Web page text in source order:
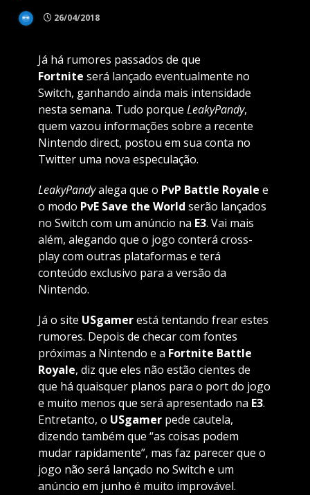
26/04/2018
Já há rumores passados de que
Fortnite será lançado eventualmente no
Switch, ganhando ainda mais intensidade
nesta semana. Tudo porque LeakyPandy,
quem vazou informações sobre a recente
Nintendo direct, postou em sua conta no
Twitter uma nova especulação.
LeakyPandyalega que o PvP Battle Royale e
o modo PvE Save the World serão lançados
no Switch com um anúncio na E3. Vai mais
além, alegando que o jogo conterá cross-
play com outras plataformas e terá
conteúdo exclusivo para a versão da
Nintendo.
Já o site USgamerestá tentando frear estes
rumores. Depois de checar com fontes
próximas a Nintendo e a Fortnite Battle
Royale, diz que eles não estão cientes de
que há quaisquer planos para o port do jogo
e muito menos que será apresentado na E3.
Entretanto, o USgamerpede cautela,
dizendo também que “as coisas podem
mudar rapidamente”, mas faz parecer que o
jogo não será lançado no Switch e um
anúncio em junho é muito improvável.